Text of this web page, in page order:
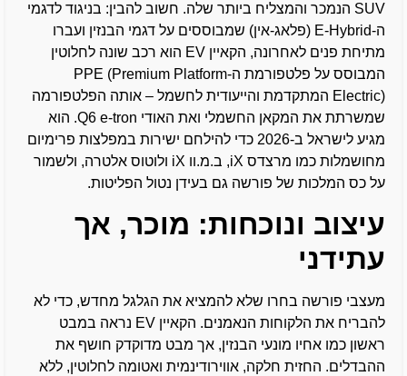
SUV הנמכר והמצליח ביותר שלה. חשוב להבין: בניגוד לדגמי
ה-E-Hybrid (פלאג-אין) שמבוססים על דגמי הבנזין ועברו
מתיחת פנים לאחרונה, הקאיין EV הוא רכב שונה לחלוטין
המבוסס על פלטפורמת ה-PPE (Premium Platform
Electric) המתקדמת והייעודית לחשמל – אותה הפלטפורמה
שמשרתת את המקאן החשמלי ואת האודי Q6 e-tron. הוא
מגיע לישראל ב-2026 כדי להילחם ישירות במפלצות פרימיום
מחושמלות כמו מרצדס iX, ב.מ.וו iX ולוטוס אלטרה, ולשמור
על כס המלכות של פורשה גם בעידן נטול הפליטות.
עיצוב ונוכחות: מוכר, אך
עתידני
מעצבי פורשה בחרו שלא להמציא את הגלגל מחדש, כדי לא
להבריח את הלקוחות הנאמנים. הקאיין EV נראה במבט
ראשון כמו אחיו מונעי הבנזין, אך מבט מדוקדק חושף את
ההבדלים. החזית חלקה, אווירודינמית ואטומה לחלוטין, ללא